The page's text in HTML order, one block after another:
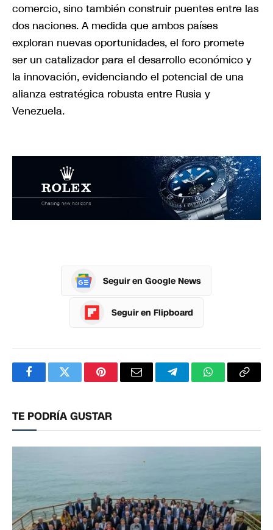
comercio, sino también construir puentes entre las
dos naciones. A medida que ambos países
exploran nuevas oportunidades, el foro promete
ser un catalizador para el desarrollo económico y
la innovación, evidenciando el potencial de una
alianza estratégica robusta entre Rusia y
Venezuela.
Seguir en Google News
Seguir en Flipboard
FacebookTwitterPinterestCorreoTelegramWhatsApp
TE PODRÍA GUSTAR